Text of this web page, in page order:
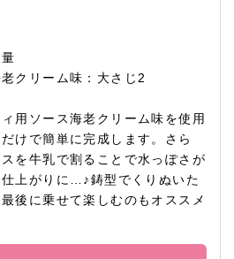
クリーム味：大さじ2
用ソース海老クリーム味を使用
けで簡単に完成します。さら
を牛乳で割ることで水っぽさが
上がりに…♪鋳型でくりぬいた
後に乗せて楽しむのもオススメ